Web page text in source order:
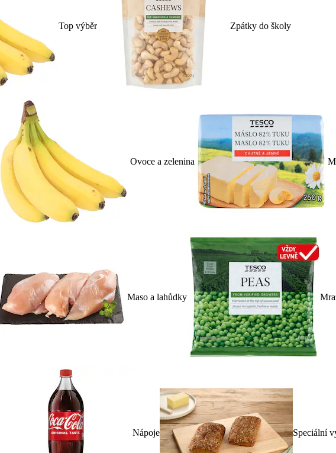
Top výběr Zpátky do školy
Ovoce a zelenina
Maso a lahůdky
Nápoje Speciální